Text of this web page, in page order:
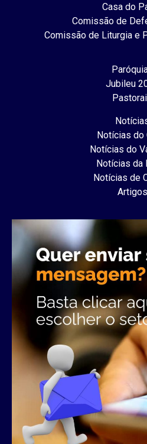
Casa do
Comissão de
Comissão de Liturgia e
Jubileu
Notícias do
Notícias do
Notícias da
Notícias de
Artigos